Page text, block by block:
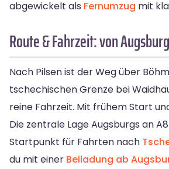
abgewickelt als Fernumzug mit
Route & Fahrzeit: von
Nach Pilsen ist der Weg über
tschechischen Grenze bei
reine Fahrzeit. Mit frühem Start
Die zentrale Lage Augsburgs an
Startpunkt für Fahrten nach
du mit einer Beiladung ab